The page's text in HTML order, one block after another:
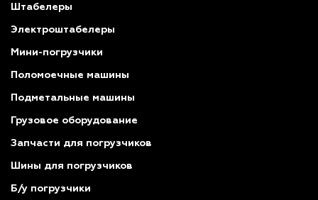
Штабелеры
Электроштабелеры
Мини-погрузчики
Поломоечные машины
Подметальные машины
Грузовое оборудование
Запчасти для погрузчиков
Шины для погрузчиков
Б/у погрузчики